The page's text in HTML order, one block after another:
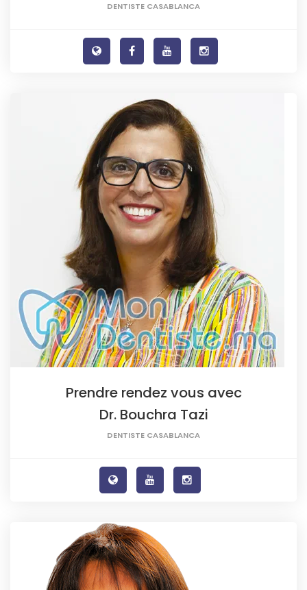
DENTISTE CASABLANCA
Prendre rendez vous avec
Dr. Bouchra Tazi
DENTISTE CASABLANCA